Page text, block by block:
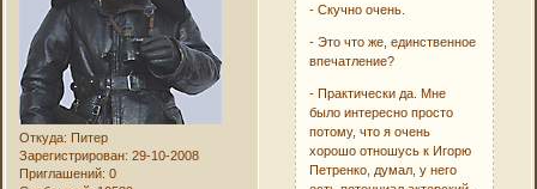
Откуда: Питер
Зарегистрирован: 29-10-2008
Приглашений: 0
- Скучно очень.
- Это что же, единственное
впечатление?
- Практически да. Мне
было интересно просто
потому, что я очень
хорошо отношусь к Игорю
Петренко, думал, у него